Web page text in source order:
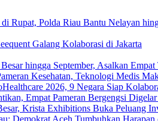
Rupat, Polda Riau Bantu Nelayan
Galang Kolaborasi di Jakarta
hingga September, Asalkan
2026, 9 Negara Siap
Krista Exhibitions Buka Peluang